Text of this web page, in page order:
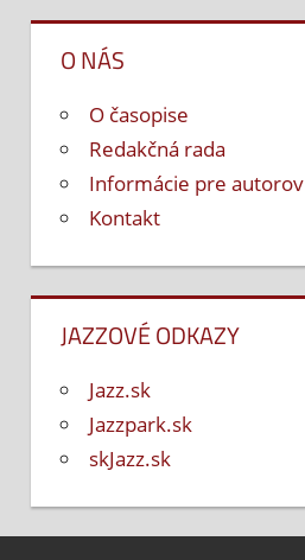
O NÁS
O časopise
Redakčná rada
Informácie pre autorov
Kontakt
JAZZOVÉ ODKAZY
Jazz.sk
Jazzpark.sk
skJazz.sk